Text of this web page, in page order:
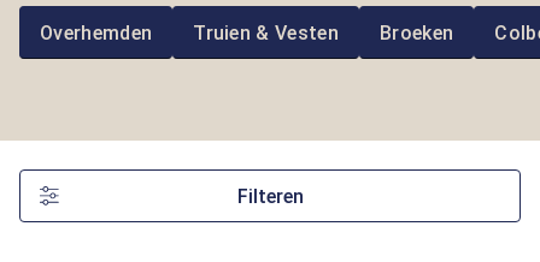
Overhemden Truien & Vesten Broeken
Filteren